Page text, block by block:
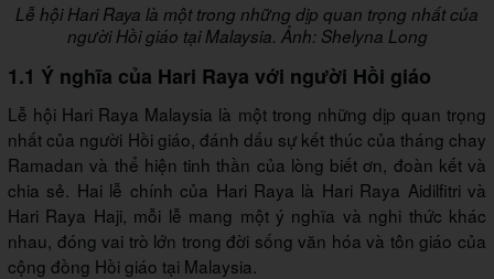
Lễ hội Hari Raya là một trong những dịp quan trọng nhất của
người Hồi giáo tại Malaysia. Ảnh: Shelyna Long
1.1 Ý nghĩa của Hari Raya với người Hồi giáo
Lễ hội Hari Raya Malaysia là một trong những dịp quan trọng
nhất của người Hồi giáo, đánh dấu sự kết thúc của tháng chay
Ramadan và thể hiện tinh thần của lòng biết ơn, đoàn kết và
chia sẻ. Hai lễ chính của Hari Raya là Hari Raya Aidilfitri và
Hari Raya Haji, mỗi lễ mang một ý nghĩa và nghi thức khác
nhau, đóng vai trò lớn trong đời sống văn hóa và tôn giáo của
cộng đồng Hồi giáo tại Malaysia.